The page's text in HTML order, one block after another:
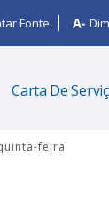
Fonte
Carta De
feira